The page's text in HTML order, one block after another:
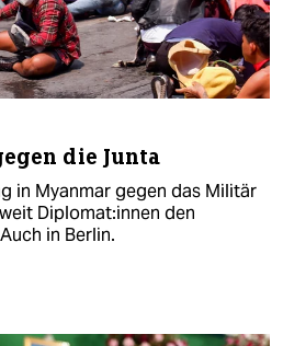
die Junta
in Myanmar gegen das Militär
Di­plo­ma­t:in­nen den
in Berlin.